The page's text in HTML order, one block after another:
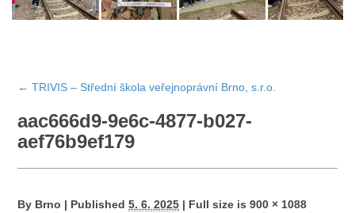
← TRIVIS – Střední škola veřejnoprávní Brno, s.r.o.
aac666d9-9e6c-4877-b027-
aef76b9ef179
By Brno | Published 5. 6. 2025 | Full size is900 × 1088